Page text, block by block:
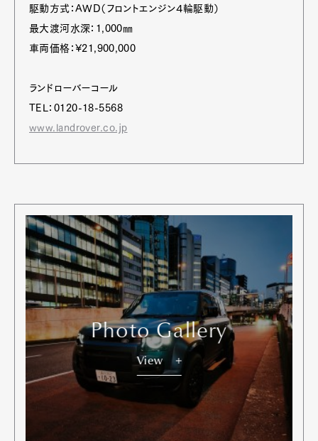
駆動方式：AWD（フロントエンジン４輪駆動）
最大渡河水深：1,000㎜
車両価格：¥21,900,000
ランドローバーコール
TEL：0120-18-5568
www.landrover.co.jp
Photo Gallery
View